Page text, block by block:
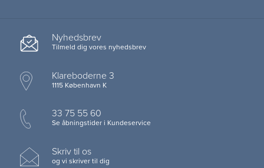
Nyhedsbrev
Tilmeld dig vores nyhedsbrev
Klareboderne 3
1115 København K
33 75 55 60
Se åbningstider i Kundeservice
Skriv til os
og vi skriver til dig